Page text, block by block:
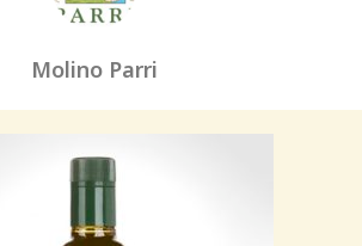
Molino Parri